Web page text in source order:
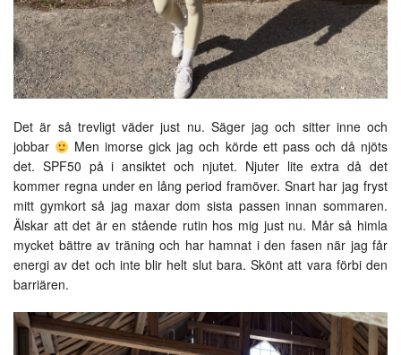
Det är så trevligt väder just nu. Säger jag och sitter inne och
jobbar
Men imorse gick jag och körde ett pass och då njöts
det. SPF50 på i ansiktet och njutet. Njuter lite extra då det
kommer regna under en lång period framöver. Snart har jag fryst
mitt gymkort så jag maxar dom sista passen innan sommaren.
Älskar att det är en stående rutin hos mig just nu. Mår så himla
mycket bättre av träning och har hamnat i den fasen när jag får
energi av det och inte blir helt slut bara. Skönt att vara förbi den
barriären.